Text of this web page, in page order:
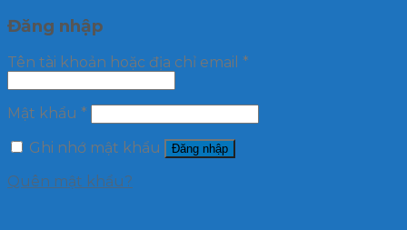
Đăng nhập
Tên tài khoản hoặc địa chỉ email *
Mật khẩu *
Ghi nhớ mật khẩu
Đăng nhập
Quên mật khẩu?